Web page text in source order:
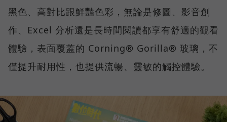
黑色、高對比跟鮮豔色彩，無論是修圖、影音創
作、Excel 分析還是長時間閱讀都享有舒適的觀看
體驗，表面覆蓋的 Corning® Gorilla® 玻璃，不
僅提升耐用性，也提供流暢、靈敏的觸控體驗。